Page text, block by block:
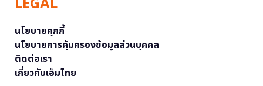
นโยบายคุกกี้
นโยบายการคุ้มครองข้อมูลส่วนบุคคล
ติดต่อเรา
เกี่ยวกับเอ็มไทย